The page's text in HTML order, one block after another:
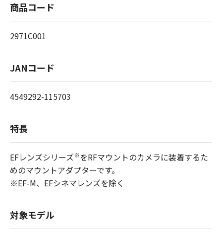
商品コード
2971C001
JANコード
4549292-115703
特長
EFレンズシリーズ※をRFマウントのカメラに装着するた
めのマウントアダプターです。
※EF-M、EFシネマレンズを除く
対象モデル